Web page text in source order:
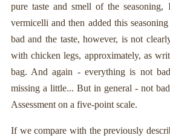
pure taste and smell of the
vermicelli and then added this
bad and the taste, however, is not
with chicken legs, approximately, as
bag. And again - everything is not
missing a little... But in general - not
Assessment on a five-point scale.
If we compare with the previously